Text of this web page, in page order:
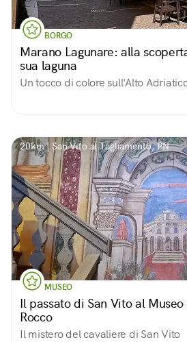
BORGO
Marano Lagunare: alla
sua laguna
Un tocco di colore sull'Alto
20km | San Vito al Tagliamento, PN
MUSEO
Il passato di San Vito al
Rocco
Il mistero del cavaliere di San Vito